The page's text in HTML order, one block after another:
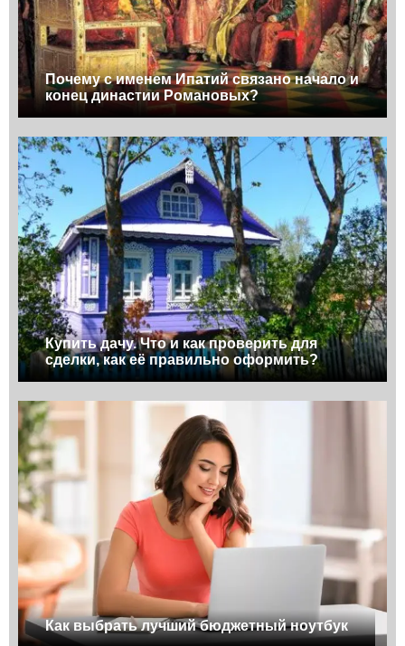
Почему с именем Ипатий связано начало и
конец династии Романовых?
Купить дачу. Что и как проверить для
сделки, как её правильно оформить?
Как выбрать лучший бюджетный ноутбук